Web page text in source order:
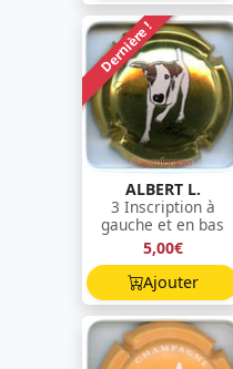
Dernière !
ALBERT L.
3 Inscription à
gauche et en bas
5,00€
Ajouter